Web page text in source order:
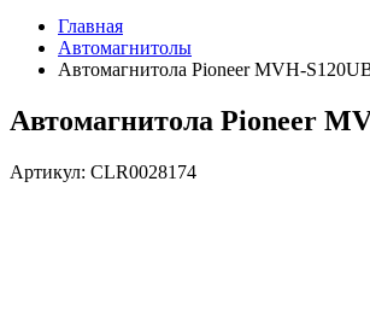
Главная
Автомагнитолы
Автомагнитола Pioneer MVH-
Автомагнитола Pioneer
Артикул: CLR0028174